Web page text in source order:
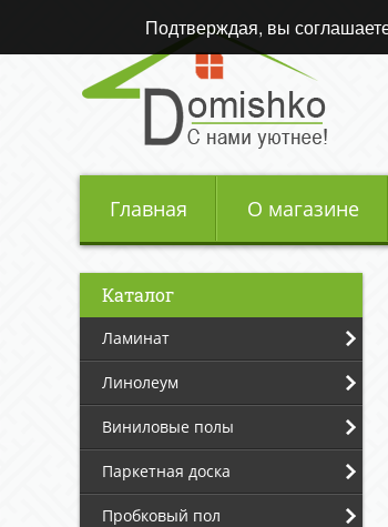
Главная О магазине
Каталог
Ламинат
Линолеум
Виниловые полы
Паркетная доска
Пробковый пол
Подтверждая, вы